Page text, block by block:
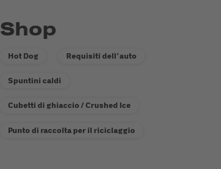
Shop
Hot Dog Requisiti dell'auto
Spuntini caldi
Cubetti di ghiaccio / Crushed Ice
Punto di raccolta per il riciclaggio